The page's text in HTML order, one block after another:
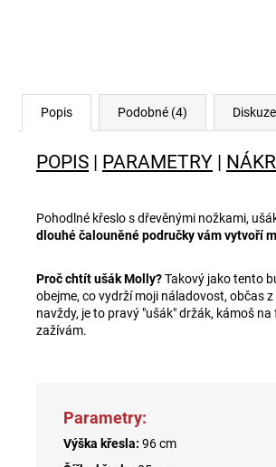
Popis Podobné (4) Diskuze
POPIS | PARAMETRY |
Pohodlné křeslo s dřevěnými nožkami,
dlouhé čalouněné područky vám vytvoří
Proč chtít ušák Molly?Takový jako tento
obejme, co vydrží moji náladovost, občas
navždy, je to pravý "ušák" držák, kámoš
zažívám.
Parametry:
Výška křesla: 96 cm